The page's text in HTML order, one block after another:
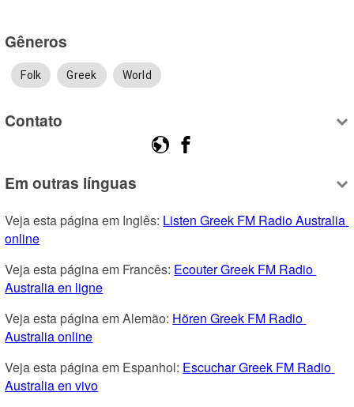
Gêneros
Folk Greek World
Contato
Em outras línguas
Veja esta página em Inglês: Listen Greek FM Radio Australia
online
Veja esta página em Francês: Ecouter Greek FM Radio
Australia en ligne
Veja esta página em Alemão: Hören Greek FM Radio
Australia online
Veja esta página em Espanhol: Escuchar Greek FM Radio
Australia en vivo